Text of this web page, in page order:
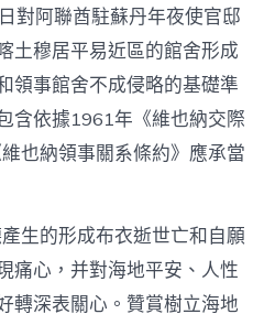
對阿聯酋駐蘇丹年夜使官邸
土穆居平易近區的館舍形成
領事館舍不成侵略的基礎準
含依據1961年《維也納交際
也納領事關系條約》應承當
生的形成布衣逝世亡和自願
痛心，并對海地平安、人性
轉深表關心。贊賞樹立海地